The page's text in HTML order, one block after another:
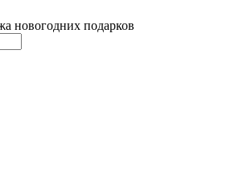
новогодних подарков